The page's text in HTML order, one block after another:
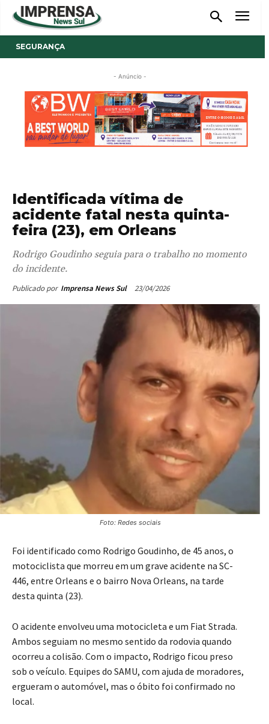
SEGURANÇA
- Anúncio -
Identificada vítima de
acidente fatal nesta quinta-
feira (23), em Orleans
Rodrigo Goudinho seguia para o trabalho no momento
do incidente.
Publicado por Imprensa News Sul 23/04/2026
Foto: Redes sociais
Foi identificado como Rodrigo Goudinho, de 45 anos, o
motociclista que morreu em um grave acidente na SC-
446, entre Orleans e o bairro Nova Orleans, na tarde
desta quinta (23).
O acidente envolveu uma motocicleta e um Fiat Strada.
Ambos seguiam no mesmo sentido da rodovia quando
ocorreu a colisão. Com o impacto, Rodrigo ficou preso
sob o veículo. Equipes do SAMU, com ajuda de moradores,
ergueram o automóvel, mas o óbito foi confirmado no
local.